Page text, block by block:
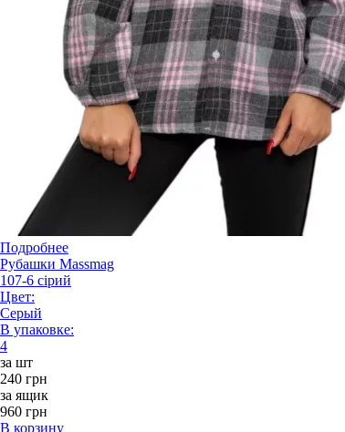
Подробнее
Рубашки Massmag
107-6 сірий
Цвет:
Серый
В упаковке:
4
за шт
240 грн
за ящик
960 грн
В корзину